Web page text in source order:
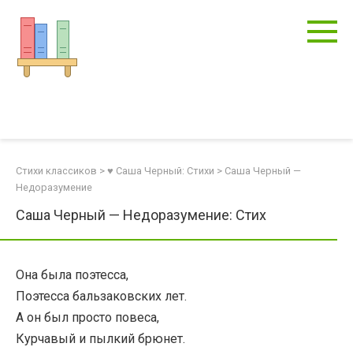
контенту
Стихи классиков > ♥ Саша Черный: Стихи > Саша Черный —
Недоразумение
Саша Черный — Недоразумение: Стих
Она была поэтесса,
Поэтесса бальзаковских лет.
А он был просто повеса,
Курчавый и пылкий брюнет.